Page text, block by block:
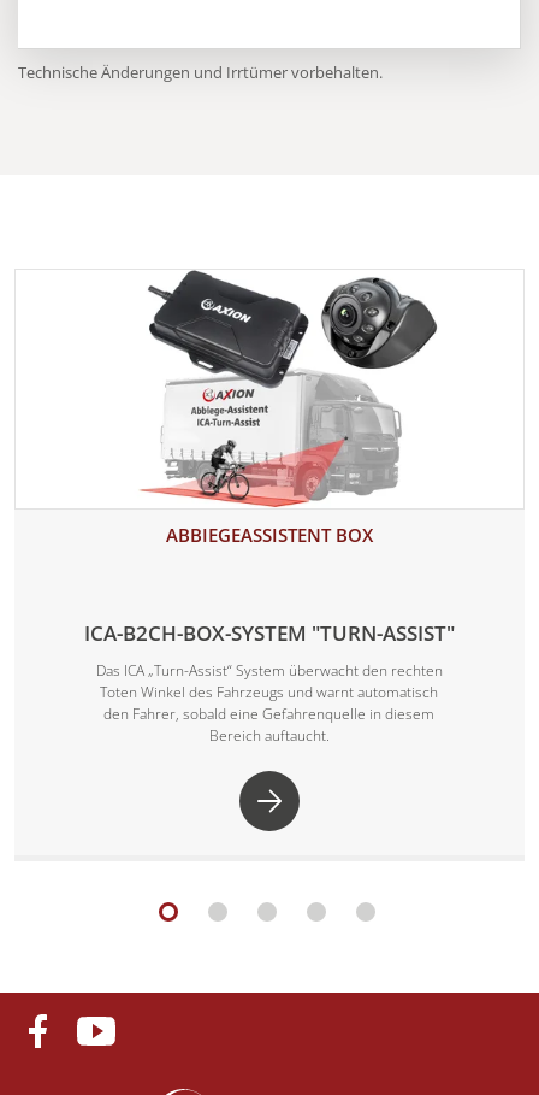
Technische Änderungen und Irrtümer vorbehalten.
ABBIEGEASSISTENT BOX
ICA-B2CH-BOX-SYSTEM "TURN-ASSIST"
Das ICA „Turn-Assist“ System überwacht den rechten
Toten Winkel des Fahrzeugs und warnt automatisch
den Fahrer, sobald eine Gefahrenquelle in diesem
Bereich auftaucht.